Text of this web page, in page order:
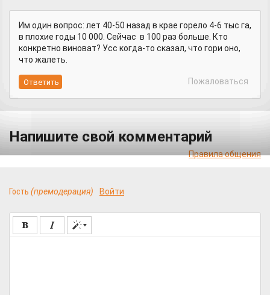
Им один вопрос: лет 40-50 назад в крае горело 4-6 тыс га,
в плохие годы 10 000. Сейчас в 100 раз больше. Кто
конкретно виноват? Усс когда-то сказал, что гори оно,
что жалеть.
Пожаловаться
Напишите свой комментарий
Правила общения
Гость (премодерация) Войти